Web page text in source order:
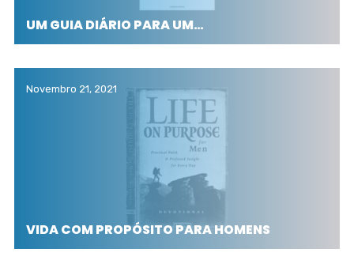
UM GUIA DIÁRIO PARA UM…
Novembro 21, 2021
VIDA COM PROPÓSITO PARA HOMENS